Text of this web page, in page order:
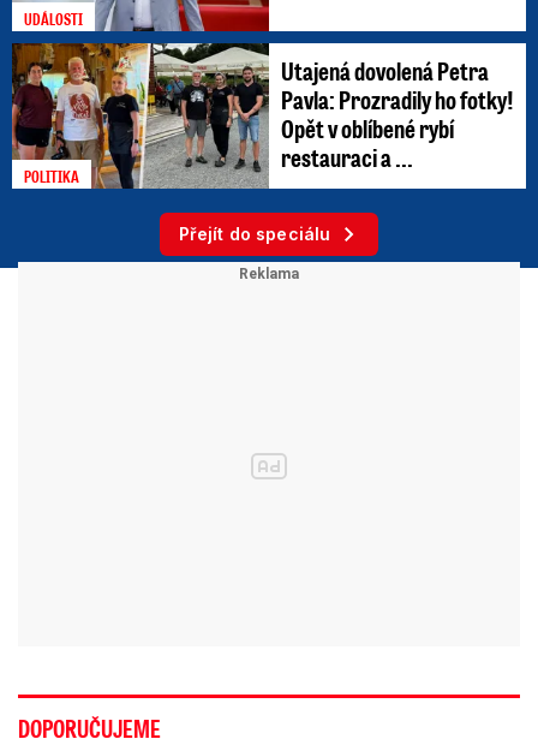
UDÁLOSTI
POLITIKA
Utajená dovolená Petra
Pavla: Prozradily ho fotky!
Opět v oblíbené rybí
restauraci a ...
Přejít do speciálu
DOPORUČUJEME